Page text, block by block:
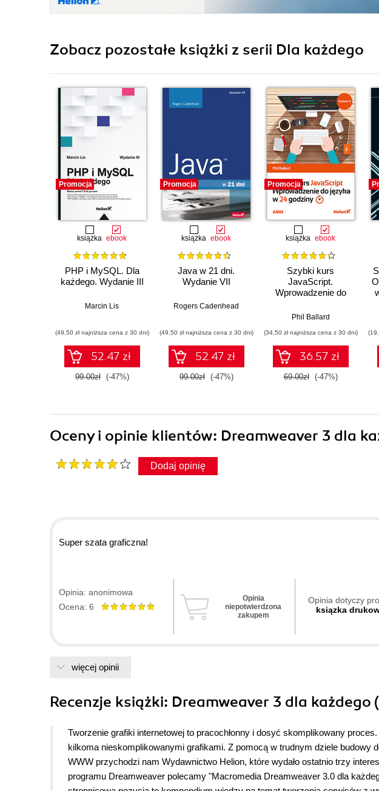
Zobacz pozostałe książki z serii Dla każdego
Promocja
książka ebook
PHP i MySQL. Dla
każdego. Wydanie III
Marcin Lis
(49,50 zł najniższa cena z 30 dni)
52.47 zł
99.00zł (-47%)
Promocja
książka ebook
Java w 21 dni.
Wydanie VII
Rogers Cadenhead
(49,50 zł najniższa cena z 30 dni)
52.47 zł
99.00zł (-47%)
Promocja
książka ebook
Szybki kurs
JavaScript.
Wprowadzenie do
Wydanie VI
Phil Ballard
(34,50 zł najniższa cena z 30 dni)
36.57 zł
69.00zł (-47%)
Oceny i opinie klientów: Dreamweaver 3 dla
Dodaj opinię
Super szata graficzna!
Opinia: anonimowa
Ocena: 6
Opinia
niepotwierdzona
zakupem
Opinia dotyczy
ksiązka
więcej opinii
Recenzje książki: Dreamweaver 3 dla każdego
Tworzenie grafiki internetowej to pracochłonny i dosyć skomplikowany
kilkoma nieskomplikowanymi grafikami. Z pomocą w trudnym dziele budowy
WWW przychodzi nam Wydawnictwo Helion, które wydało ostatnio trzy
programu Dreamweaver polecamy "Macromedia Dreamweaver 3.0 dla